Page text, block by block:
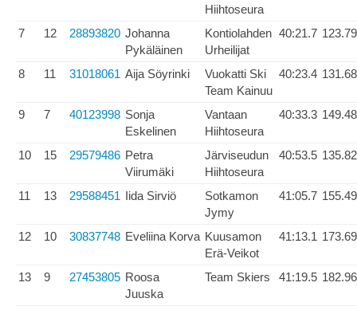
Hiihtoseura
7 12 28893820 Johanna
Pykäläinen
Kontiolahden
Urheilijat
40:21.7 123.79
8 11 31018061 Aija Söyrinki
Vuokatti Ski
Team Kainuu
40:23.4 131.68
9 7 40123998 Sonja
Eskelinen
Vantaan
Hiihtoseura
40:33.3 149.48
10 15 29579486 Petra
Viirumäki
Järviseudun
Hiihtoseura
40:53.5 135.82
11 13 29588451 Iida Sirviö
Sotkamon
Jymy
41:05.7 155.49
12 10 30837748 Eveliina Korva Kuusamon
Erä-Veikot
41:13.1 173.69
13 9 27453805 Roosa
Juuska
Team Skiers 41:19.5 182.96